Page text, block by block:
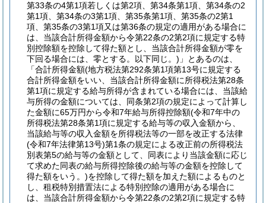
第33条の4第1項若しくは第2項、第34条第1項、第34条の2
第1項、第34条の3第1項、第35条第1項、第35条の2第1
項、第35条の3第1項又は第36条の規定の適用がある場合に
は、当該合計所得金額から令第22条の2第2項に規定する特
別控除額を控除して得た額とし、当該合計所得金額が零を
下回る場合には、零とする。以下同じ。) 」とあるのは、
「合計所得金額(地方税法第292条第1項第13号に規定する
合計所得金額をいい、当該合計所得金額に所得税法第28条
第1項に規定する給与所得が含まれている場合には、当該給
与所得の金額については、同条第2項の規定によって計算し
た金額に65万円から令和7年給与所得控除額(令和7年中の
所得税法第28条第1項に規定する給与等の収入金額から、
当該給与等の収入金額を所得税法等の一部を改正する法律
(令和7年法律第13号)第1条の規定による改正前の所得税法
別表第5の給与等の金額として、同表により当該金額に応じ
て求めた同表の給与所得控除後の給与等の金額を控除して
得た額をいう。)を控除して得た額を加えた額によるものと
し、租税特別措置法による特別控除の適用がある場合に
は、当該合計所得金額から令第22条の2第2項に規定する特